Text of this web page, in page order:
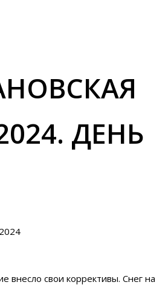
ДЕНЬ
внесло свои коррективы. Снег на